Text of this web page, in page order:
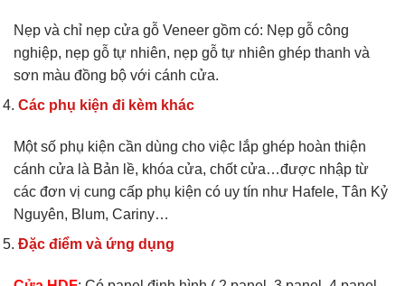
Nẹp và chỉ nẹp cửa gỗ Veneer gồm có: Nẹp gỗ công
nghiệp, nẹp gỗ tự nhiên, nẹp gỗ tự nhiên ghép thanh và
sơn màu đồng bộ với cánh cửa.
Các phụ kiện đi kèm khác
Một số phụ kiện cần dùng cho việc lắp ghép hoàn thiện
cánh cửa là Bản lề, khóa cửa, chốt cửa…được nhập từ
các đơn vị cung cấp phụ kiện có uy tín như Hafele, Tân Kỷ
Nguyên, Blum, Cariny…
Đặc điểm và ứng dụng